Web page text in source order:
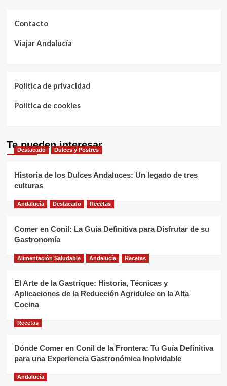
Contacto
Viajar Andalucía
Política de privacidad
Política de cookies
Te pueden interesar
Destacado Dulces y Postres
Historia de los Dulces Andaluces: Un legado de tres
culturas
Andalucía Destacado Recetas
Comer en Conil: La Guía Definitiva para Disfrutar de su
Gastronomía
Alimentación Saludable Andalucía Recetas
El Arte de la Gastrique: Historia, Técnicas y
Aplicaciones de la Reducción Agridulce en la Alta
Cocina
Recetas
Dónde Comer en Conil de la Frontera: Tu Guía Definitiva
para una Experiencia Gastronómica Inolvidable
Andalucía